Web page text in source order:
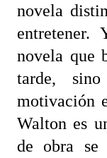
novela
entretener.
novela que
tarde,
motivación
Walton es
de obra se